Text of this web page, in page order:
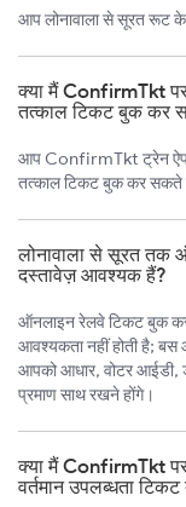
आप लोनावाला से सूरत रूट
क्या मैं ConfirmTkt
तत्काल टिकट बुक कर
आप ConfirmTkt ट्रेन ऐप
तत्काल टिकट बुक कर सकते
लोनावाला से सूरत तक
दस्तावेज़ आवश्यक हैं?
ऑनलाइन रेलवे टिकट बुक
आवश्यकता नहीं होती है; बस
आपको आधार, वोटर आईडी,
प्रमाण साथ रखने होंगे।
क्या मैं ConfirmTkt
वर्तमान उपलब्धता